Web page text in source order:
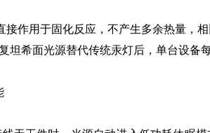
用于固化反应，不产生多余热量，相
坦希面光源替代传统汞灯后，单台设备